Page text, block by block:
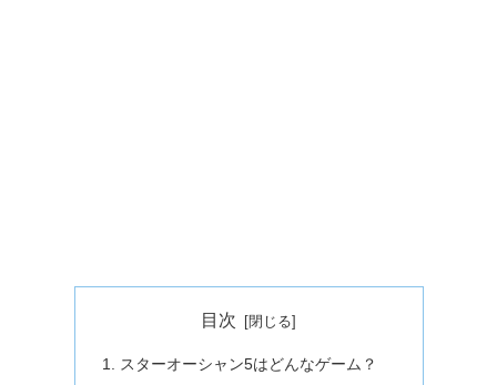
目次
スターオーシャン5はどんなゲーム？